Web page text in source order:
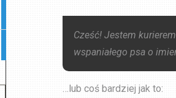
Cześć! Jestem
wspaniałego psa o
…lub coś bardziej jak to: